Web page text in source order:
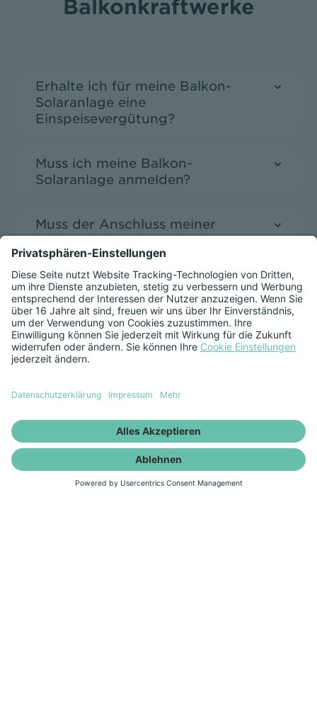
Balkonkraftwerke
Erhalte ich für meine Balkon-
Solaranlage eine
Einspeisevergütung?
Muss ich meine Balkon-
Solaranlage anmelden?
Muss der Anschluss meiner
Balkon-Solaranlage durch
einen Elektriker erfolgen?
Lohnt sich der Betrieb einer
Balkon-Solaranlage?
Was muss ich bezüglich meiner
Elektroinstallation beim Einsatz
Welche Steckdose benötige ich
für den Betrieb einer Balkon-